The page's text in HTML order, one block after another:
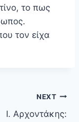
το πως
τον είχα
NEXT
Ι. Αρχοντάκης: